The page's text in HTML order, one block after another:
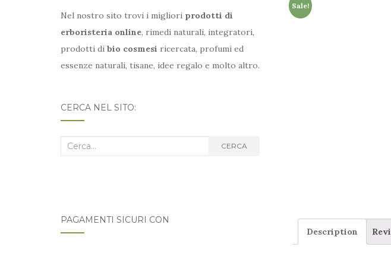
Sale!
Description
Nel nostro sito trovi i migliori prodotti di
erboristeria online, rimedi naturali, integratori,
prodotti di bio cosmesi ricercata, profumi ed
essenze naturali, tisane, idee regalo e molto altro.
CERCA NEL SITO:
Cerca
CERCA
PAGAMENTI SICURI CON